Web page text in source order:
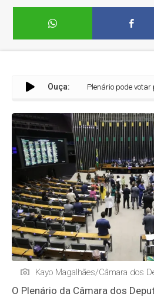
Ouça: Plenário pode votar
Kayo Magalhães/Câmara dos
O Plenário da Câmara dos